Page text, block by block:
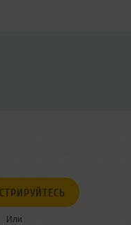
Или